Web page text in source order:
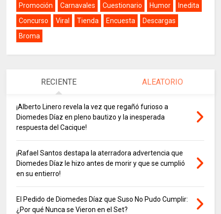
Promoción Carnavales Cuestionario Humor
Inedita
Concurso
Viral Tienda Encuesta
Descargas
Broma
RECIENTE ALEATORIO
¡Alberto Linero revela la vez que regañó furioso a
Diomedes Díaz en pleno bautizo y la inesperada
respuesta del Cacique!
¡Rafael Santos destapa la aterradora advertencia que
Diomedes Díaz le hizo antes de morir y que se cumplió
en su entierro!
El Pedido de Diomedes Díaz que Suso No Pudo Cumplir:
¿Por qué Nunca se Vieron en el Set?